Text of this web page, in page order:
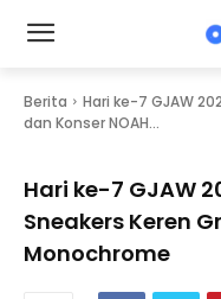
Berita
Hari ke-7 GJAW
dan Konser NOAH...
Hari ke-7 GJAW
Sneakers Keren
Monochrome